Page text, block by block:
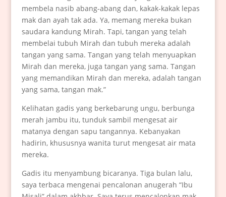
membela nasib abang-abang dan, kakak-kakak lepas
mak dan ayah tak ada. Ya, memang mereka bukan
saudara kandung Mirah. Tapi, tangan yang telah
membelai tubuh Mirah dan tubuh mereka adalah
tangan yang sama. Tangan yang telah menyuapkan
Mirah dan mereka, juga tangan yang sama. Tangan
yang memandikan Mirah dan mereka, adalah tangan
yang sama, tangan mak.”
Kelihatan gadis yang berkebarung ungu, berbunga
merah jambu itu, tunduk sambil mengesat air
matanya dengan sapu tangannya. Kebanyakan
hadirin, khususnya wanita turut mengesat air mata
mereka.
Gadis itu menyambung bicaranya. Tiga bulan lalu,
saya terbaca mengenai pencalonan anugerah “Ibu